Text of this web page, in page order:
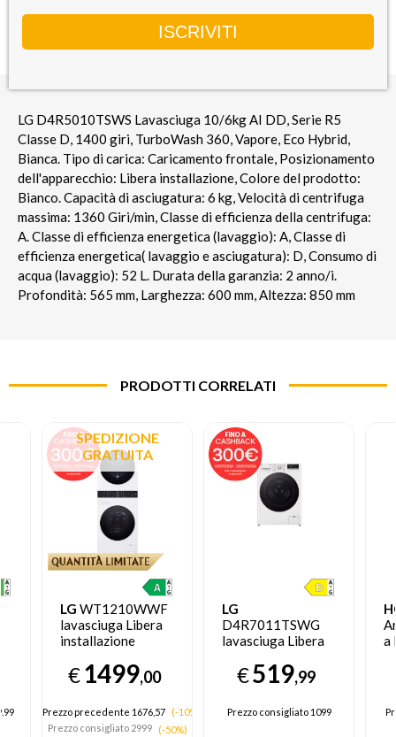
SCHEDA TECNICA
LG D4R5010TSWS Lavasciuga 10/6kg AI DD, Serie R5
Classe D, 1400 giri, TurboWash 360, Vapore, Eco Hybrid,
Bianca. Tipo di carica: Caricamento frontale, Posizionamento
dell'apparecchio: Libera installazione, Colore del prodotto:
Bianco. Capacità di asciugatura: 6 kg, Velocità di centrifuga
massima: 1360 Giri/min, Classe di efficienza della centrifuga:
A. Classe di efficienza energetica (lavaggio): A, Classe di
efficienza energetica( lavaggio e asciugatura): D, Consumo di
acqua (lavaggio): 52 L. Durata della garanzia: 2 anno/i.
Profondità: 565 mm, Larghezza: 600 mm, Altezza: 850 mm
PRODOTTI CORRELATI
SPEDIZIONE
GRATUITA
LG WT1210WWF
lavasciuga Libera
installazione
frontale Bianco A
€1499,00
Prezzo precedente 1676,57
(-10%)
Prezzo consigliato2999 (-50%)
LG
D4R7011TSWG
lavasciuga Libera
Caricamento
frontale Nero,
€519,99
Prezzo consigliato1099
a